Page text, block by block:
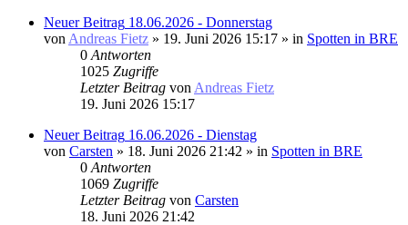
Neuer Beitrag 18.06.2026 - Donnerstag
von Andreas Fietz » 19. Juni 2026 15:17 » in Spotten in BRE
0 Antworten
1025 Zugriffe
Letzter Beitrag von Andreas Fietz
19. Juni 2026 15:17
Neuer Beitrag 16.06.2026 - Dienstag
von Carsten » 18. Juni 2026 21:42 » in Spotten in BRE
0 Antworten
1069 Zugriffe
Letzter Beitrag von Carsten
18. Juni 2026 21:42